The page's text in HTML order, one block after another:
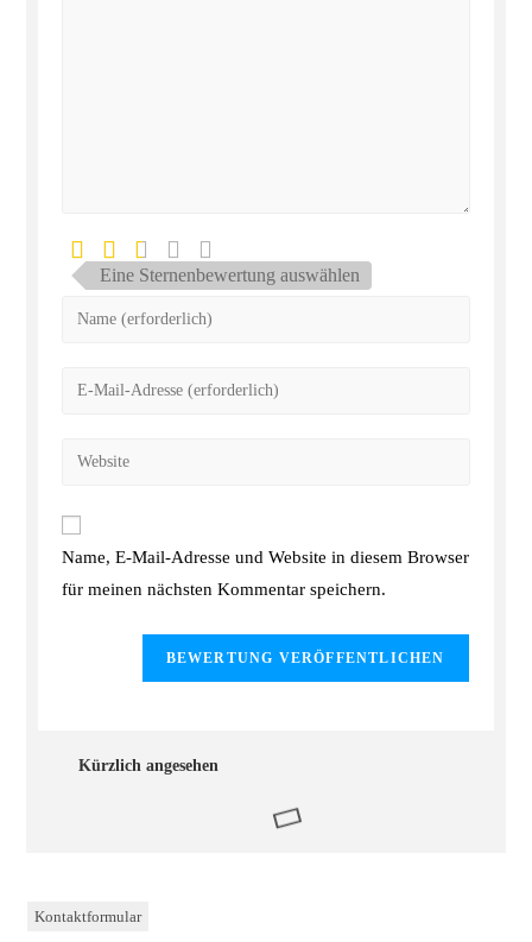
Eine Sternenbewertung auswählen
Name, E-Mail-Adresse und Website in diesem Browser
für meinen nächsten Kommentar speichern.
Kürzlich angesehen
Kontaktformular